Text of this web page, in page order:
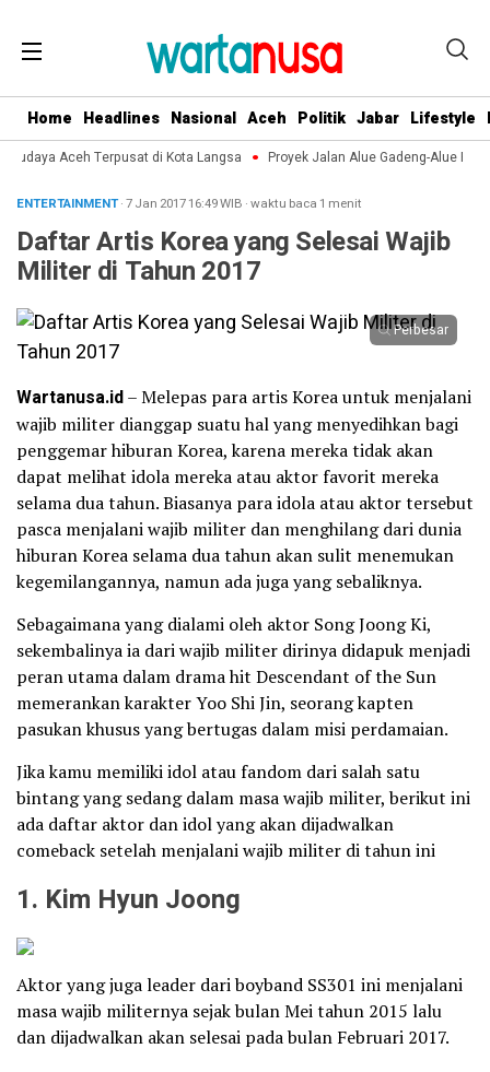
Home Headlines Nasional Aceh Politik Jabar Lifestyle
Aceh Terpusat di Kota Langsa Proyek Jalan Alue Gadeng-Alue
ENTERTAINMENT· 7 Jan 201716:49WIB ·waktu baca 1 menit
Daftar Artis Korea yang Selesai Wajib
Militer di Tahun 2017
Perbesar
Wartanusa.id– Melepas para artis Korea untuk menjalani
wajib militer dianggap suatu hal yang menyedihkan bagi
penggemar hiburan Korea, karena mereka tidak akan
dapat melihat idola mereka atau aktor favorit mereka
selama dua tahun. Biasanya para idola atau aktor tersebut
pasca menjalani wajib militer dan menghilang dari dunia
hiburan Korea selama dua tahun akan sulit menemukan
kegemilangannya, namun ada juga yang sebaliknya.
Sebagaimana yang dialami oleh aktor Song Joong Ki,
sekembalinya ia dari wajib militer dirinya didapuk menjadi
peran utama dalam drama hit Descendant of the Sun
memerankan karakter Yoo Shi Jin, seorang kapten
pasukan khusus yang bertugas dalam misi perdamaian.
Jika kamu memiliki idol atau fandom dari salah satu
bintang yang sedang dalam masa wajib militer, berikut ini
ada daftar aktor dan idol yang akan dijadwalkan
comeback setelah menjalani wajib militer di tahun ini
1. Kim Hyun Joong
Aktor yang juga leader dari boyband SS301 ini menjalani
masa wajib militernya sejak bulan Mei tahun 2015 lalu
dan dijadwalkan akan selesai pada bulan Februari 2017.